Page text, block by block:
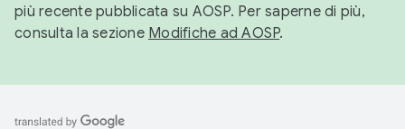
più recente pubblicata su AOSP. Per saperne di più,
consulta la sezione Modifiche ad AOSP.